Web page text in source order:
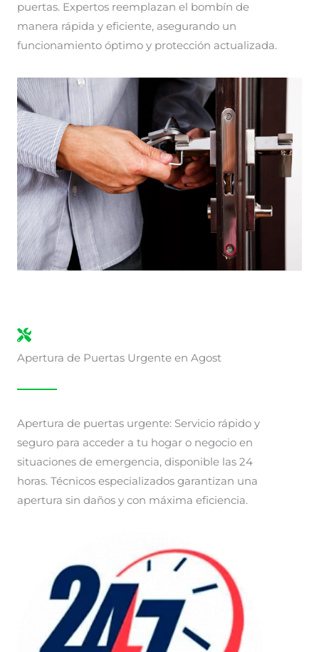
puertas. Expertos reemplazan el bombín de
manera rápida y eficiente, asegurando un
funcionamiento óptimo y protección actualizada.
Apertura de Puertas Urgente en Agost
Apertura de puertas urgente: Servicio rápido y
seguro para acceder a tu hogar o negocio en
situaciones de emergencia, disponible las 24
horas. Técnicos especializados garantizan una
apertura sin daños y con máxima eficiencia.